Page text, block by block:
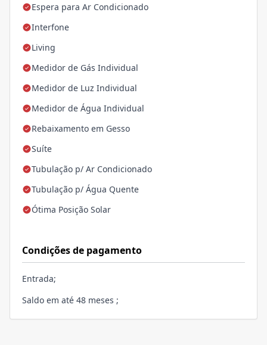
Espera para Ar Condicionado
Interfone
Living
Medidor de Gás Individual
Medidor de Luz Individual
Medidor de Água Individual
Rebaixamento em Gesso
Suíte
Tubulação p/ Ar Condicionado
Tubulação p/ Água Quente
Ótima Posição Solar
Condições de pagamento
Entrada;
Saldo em até 48 meses ;